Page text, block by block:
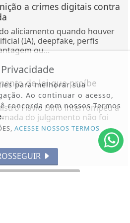
a crimes digitais contra
aliciamento quando houver
(IA), deepfake, perfis
ou...
de lei que proíbe
Flávio Dino interrompeu a
do julgamento não foi
para melhorar sua
Ao continuar o acesso,
concorda com nossos Termos
ACESSE NOSSOS TERMOS